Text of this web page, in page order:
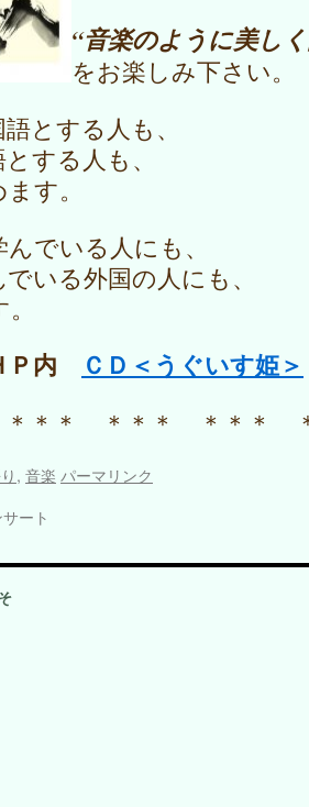
“音楽のように美し
をお楽しみ下さい。
とする人も、
する人も、
す。
でいる人にも、
いる外国の人にも、
Ｐ内 ＣＤ＜うぐいす姫＞
＊ ＊＊＊ ＊＊＊
, 音楽 パーマリンク
ート